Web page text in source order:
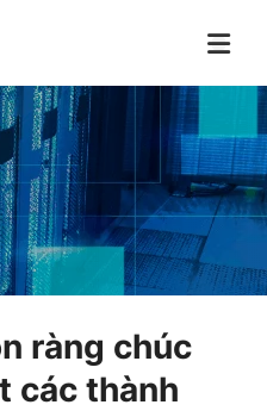
ràng chúc
các thành